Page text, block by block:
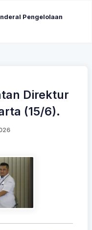
Pengelolaan
Direktur
(15/6).